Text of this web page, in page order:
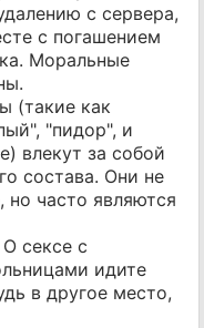
с сервера,
с погашением
Моральные
(такие как
"пидор", и
влекут за собой
состава. Они не
часто являются
сексе с
идите
в другое место,